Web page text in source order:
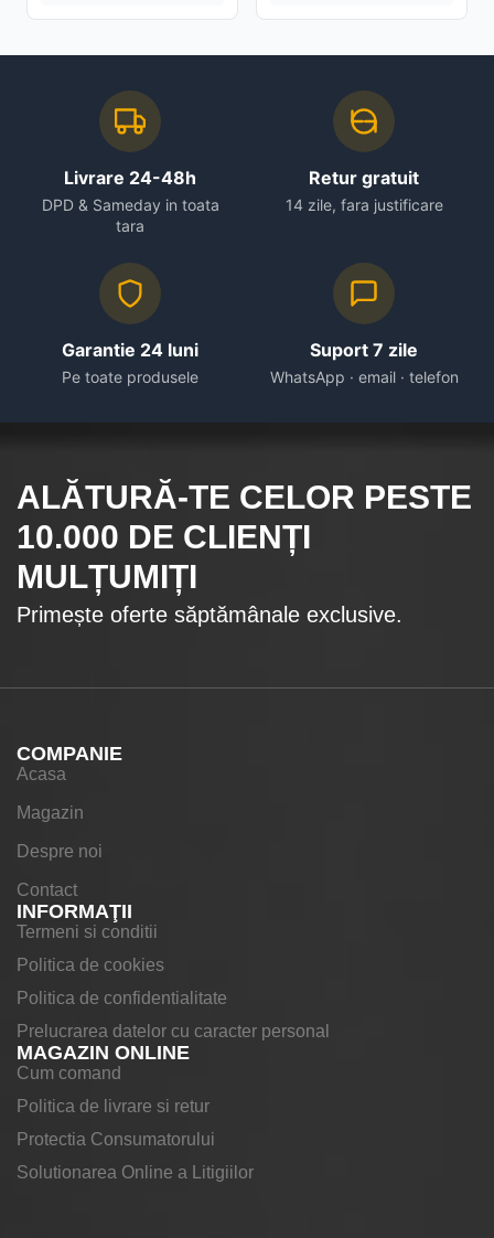
Livrare 24-48h
DPD & Sameday in toata
tara
Retur gratuit
14 zile, fara justificare
Garantie 24 luni
Pe toate produsele
Suport 7 zile
WhatsApp · email · telefon
ALĂTURĂ-TE CELOR PESTE
10.000 DE CLIENȚI
MULȚUMIȚI
Primește oferte săptămânale exclusive.
COMPANIE
Acasa
Magazin
Despre noi
Contact
INFORMAŢII
Termeni si conditii
Politica de cookies
Politica de confidentialitate
Prelucrarea datelor cu caracter personal
MAGAZIN ONLINE
Cum comand
Politica de livrare si retur
Protectia Consumatorului
Solutionarea Online a Litigiilor